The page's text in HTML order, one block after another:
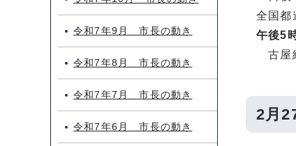
全国都
午後5
古屋
2月
令和7年9月 市長の動き
令和7年8月 市長の動き
令和7年7月 市長の動き
令和7年6月 市長の動き